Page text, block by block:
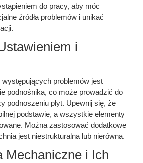
do pracy, aby móc
źródła problemów i unikać
i
problemów jest
podnośnika, co może prowadzić do
podnoszeniu płyt. Upewnij się, że
podstawie, a wszystkie elementy
Można zastosować dodatkowe
jest niestrukturalna lub nierówna.
Mechaniczne i Ich